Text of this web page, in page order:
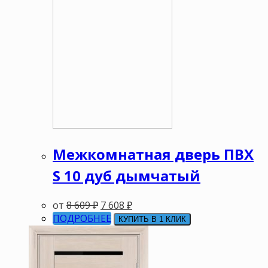
Межкомнатная дверь ПВХ
S 10 дуб дымчатый
от 8 609₽ 7 608 ₽
ПОДРОБНЕЕ
КУПИТЬ В 1 КЛИК